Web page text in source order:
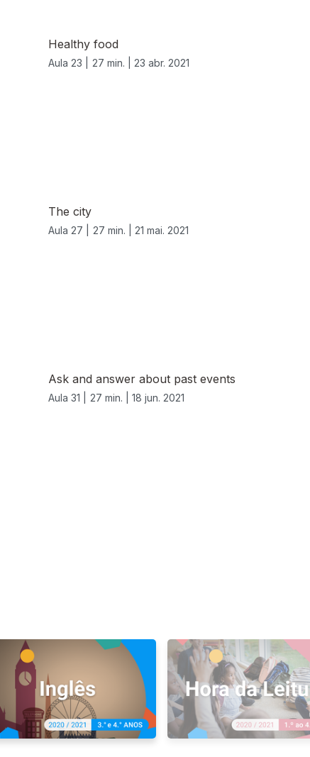
Healthy food
Aula 23 | 27 min. | 23 abr. 2021
The city
Aula 27 | 27 min. | 21 mai. 2021
Ask and answer about past events
Aula 31 | 27 min. | 18 jun. 2021